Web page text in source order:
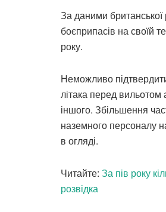
За даними британської
боєприпасів на своїй
року.
Неможливо
літака перед вильотом
іншого. Збільшення
наземного персоналу
в огляді.
Читайте: За пів року
розвідка